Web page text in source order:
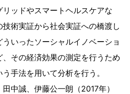
ッドやスマートヘルスケアな
術実証から社会実証への橋渡し
いったソーシャルイノベーショ
その経済効果の測定を行うため
手法を用いて分析を行う。
誠、伊藤公一朗（2017年）